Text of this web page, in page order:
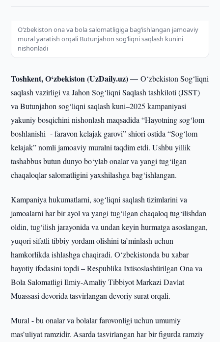
O‘zbekiston ona va bola salomatligiga bag‘ishlangan jamoaviy
mural yaratish orqali Butunjahon sog‘liqni saqlash kunini
nishonladi
Toshkent, O‘zbekiston (UzDaily.uz) —O‘zbekiston Sog‘liqni
saqlash vazirligi va Jahon Sog‘liqni Saqlash tashkiloti (JSST)
va Butunjahon sog‘liqni saqlash kuni–2025 kampaniyasi
yakuniy bosqichini nishonlash maqsadida “Hayotning sog‘lom
boshlanishi - faravon kelajak garovi” shiori ostida “Sog‘lom
kelajak” nomli jamoaviy muralni taqdim etdi. Ushbu yillik
tashabbus butun dunyo bo‘ylab onalar va yangi tug‘ilgan
chaqaloqlar salomatligini yaxshilashga bag‘ishlangan.
Kampaniya hukumatlarni, sog‘liqni saqlash tizimlarini va
jamoalarni har bir ayol va yangi tug‘ilgan chaqaloq tug‘ilishdan
oldin, tug‘ilish jarayonida va undan keyin hurmatga asoslangan,
yuqori sifatli tibbiy yordam olishini ta’minlash uchun
hamkorlikda ishlashga chaqiradi. O‘zbekistonda bu xabar
hayotiy ifodasini topdi – Respublika Ixtisoslashtirilgan Ona va
Bola Salomatligi Ilmiy-Amaliy Tibbiyot Markazi Davlat
Muassasi devorida tasvirlangan devoriy surat orqali.
Mural - bu onalar va bolalar farovonligi uchun umumiy
mas’uliyat ramzidir. Asarda tasvirlangan har bir figurda ramziy